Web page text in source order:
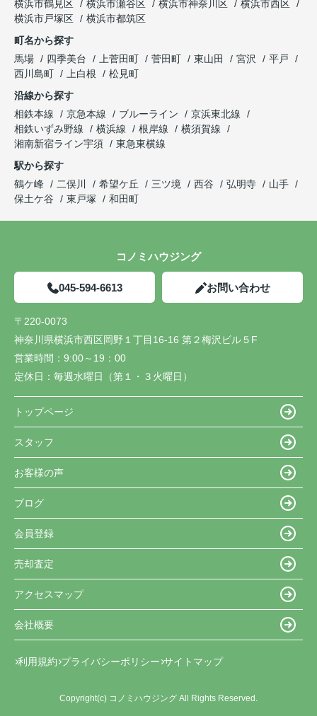
横浜市鶴見区
横浜市瀬谷区 横浜市神奈川区
横浜市西区
横浜市戸塚区
横浜市都筑区
町名から探す
馬場
四季美台 上菅田町 菅田町 東山田 宮沢
平戸
西川島町
上白根
松見町
沿線から探す
相鉄本線
京急本線 ブルーライン
京浜東北線
相鉄いずみ野線
横浜線 根岸線
横須賀線
湘南新宿ライン宇須
東急東横線
駅から探す
鶴ケ峰
二俣川 希望ケ丘 三ツ境 西谷 弘明寺
山手
保土ケ谷
東戸塚 和田町
コノミハウジング
045-594-6613 お問い合わせ
〒220-0073
神奈川県横浜市西区岡野１丁目16-16 第２梅沢ビル５F
営業時間： 9:00～19：00
定休日： 毎週水曜日（第１・３火曜日）
トップページ
スタッフ
お客様の声
ブログ
会員登録
売却査定
アクセスマップ
会社概要
利用規約 プライバシーポリシー サイトマップ
Copyright(c) コノミハウジング All Rights Reserved.